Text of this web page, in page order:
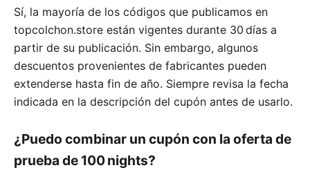
Sí, la mayoría de los códigos que publicamos en
topcolchon.store están vigentes durante 30 días a
partir de su publicación. Sin embargo, algunos
descuentos provenientes de fabricantes pueden
extenderse hasta fin de año. Siempre revisa la fecha
indicada en la descripción del cupón antes de usarlo.
¿Puedo combinar un cupón con la oferta de
prueba de 100 nights?